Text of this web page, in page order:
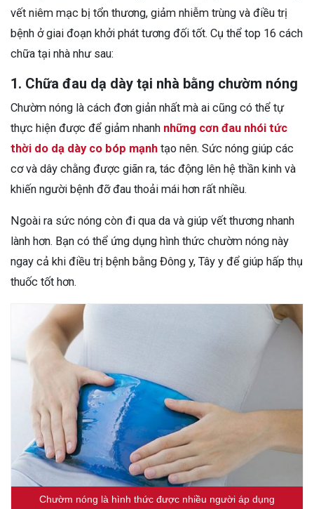
vết niêm mạc bị tổn thương, giảm nhiễm trùng và điều trị
bệnh ở giai đoạn khởi phát tương đối tốt. Cụ thể top 16 cách
chữa tại nhà như sau:
1. Chữa đau dạ dày tại nhà bằng chườm nóng
Chườm nóng là cách đơn giản nhất mà ai cũng có thể tự
thực hiện được để giảm nhanh những cơn đau nhói tức
thời do dạ dày co bóp mạnh tạo nên. Sức nóng giúp các
cơ và dây chằng được giãn ra, tác động lên hệ thần kinh và
khiến người bệnh đỡ đau thoải mái hơn rất nhiều.
Ngoài ra sức nóng còn đi qua da và giúp vết thương nhanh
lành hơn. Bạn có thể ứng dụng hình thức chườm nóng này
ngay cả khi điều trị bệnh bằng Đông y, Tây y để giúp hấp thụ
thuốc tốt hơn.
Chườm nóng là hình thức được nhiều người áp dụng